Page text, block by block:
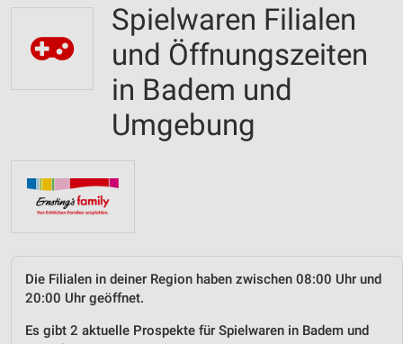
Spielwaren Filialen
und Öffnungszeiten
in Badem und
Umgebung
Die Filialen in deiner Region haben zwischen 08:00 Uhr und
20:00 Uhr geöffnet.
Es gibt 2 aktuelle Prospekte für Spielwaren in Badem und